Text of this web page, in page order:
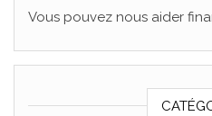
Vous pouvez nous aider